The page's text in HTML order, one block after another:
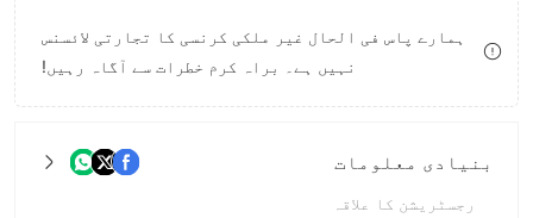
9 7
ہمارے پاس فی الحال غیر ملکی کرنسی کا تجارتی لائسنس
نہیں ہے۔ براہ کرم خطرات سے آگاہ رہیں!
بنیادی معلومات
رجسٹریشن کا علاقہ